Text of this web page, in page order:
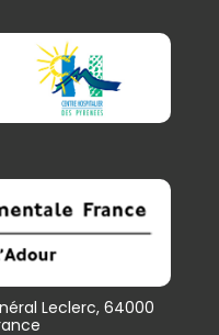
Leclerc, 64000